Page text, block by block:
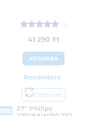
Értékelés:5
/ 541 290 Ft
KOSÁRBA
Rendelésre
Összevet
27″ Philips